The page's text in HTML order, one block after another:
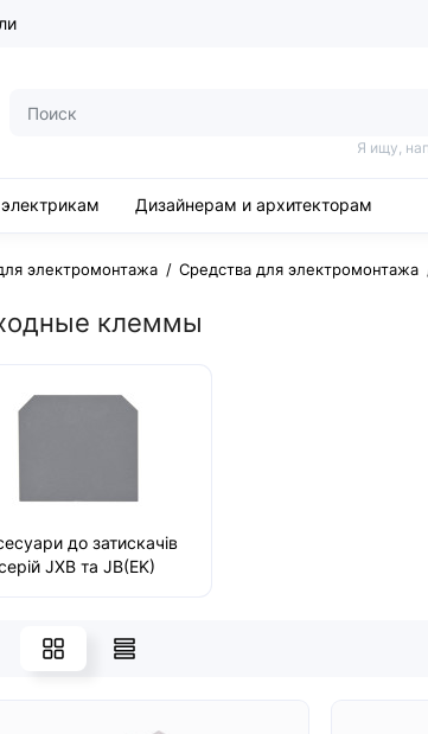
Я ищу,
Дизайнерам и архитекторам
электромонтажа Средства для электромонтажа
клеммы
до затискачів
JXB та JB(EK)